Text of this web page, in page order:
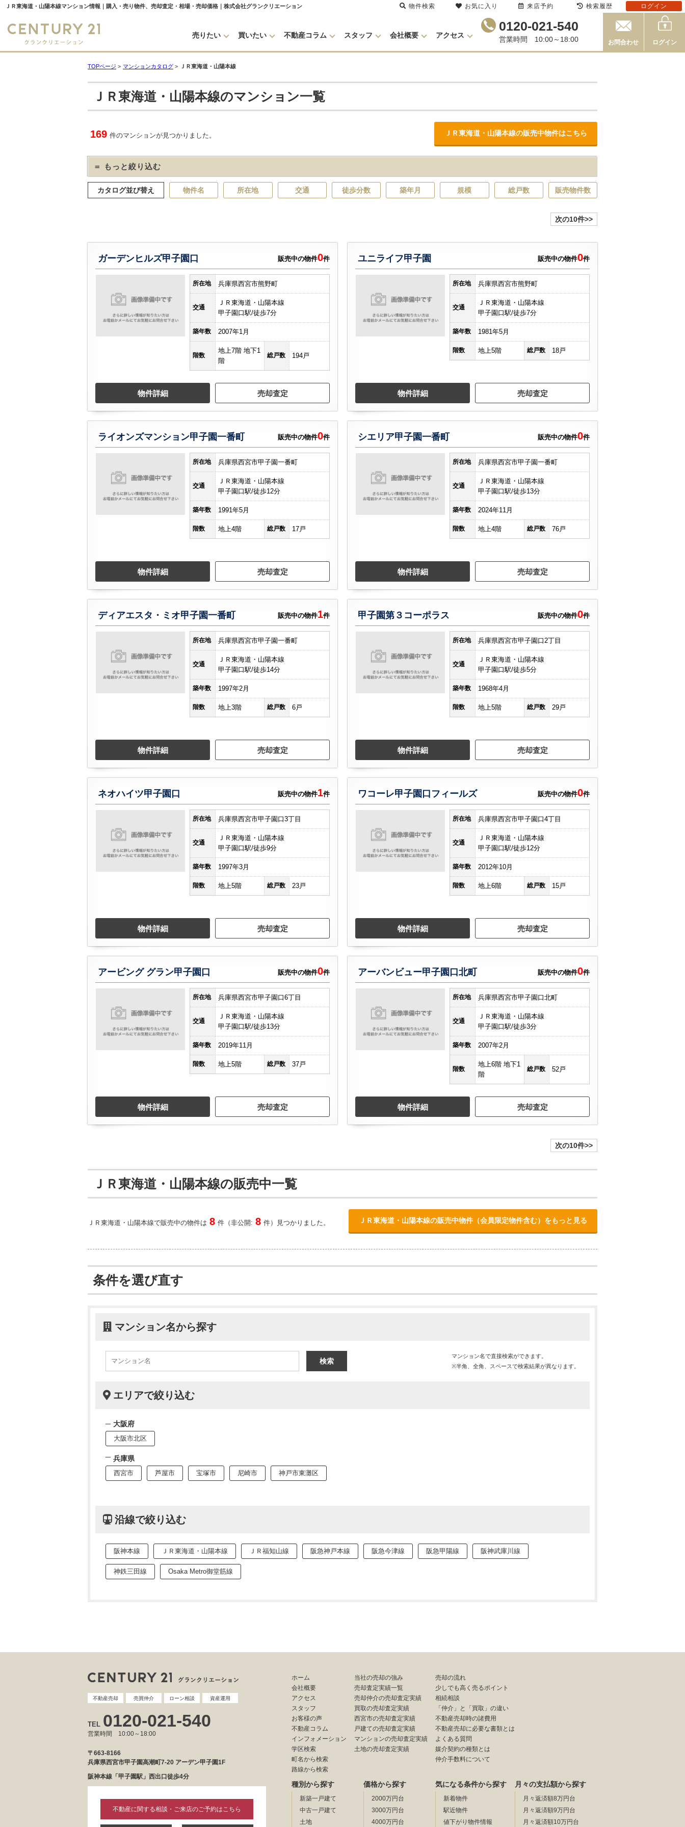
ＪＲ東海道・山陽本線マンション情報｜購入・売り物件、売却査定・相場・売却価格｜株式会社グランクリエーション
売りたい 買いたい 不動産コラム スタッフ 会社概要 アクセス
0120-021-540
営業時間 10:00～18:00 お問合わせ ログイン
TOPページ > マンションカタログ > ＪＲ東海道・山陽本線
ＪＲ東海道・山陽本線のマンション一覧
169 件のマンションが見つかりました。 ＪＲ東海道・山陽本線の販売中物件はこちら
＝ もっと絞り込む
カタログ並び替え 物件名 所在地 交通 徒歩分数 築年月 規模 総戸数 販売物件数
次の10件>>
ガーデンヒルズ甲子園口 販売中の物件0件
所在地 兵庫県西宮市熊野町
交通
ＪＲ東海道・山陽本線
甲子園口駅/徒歩7分
築年数 2007年1月
階数
地上7階 地下1
階
総戸数 194戸
物件詳細 売却査定
ユニライフ甲子園 販売中の物件0件
所在地 兵庫県西宮市熊野町
交通
ＪＲ東海道・山陽本線
甲子園口駅/徒歩7分
築年数 1981年5月
階数 地上5階 総戸数 18戸
物件詳細 売却査定
ライオンズマンション甲子園一番町 販売中の物件0件
所在地 兵庫県西宮市甲子園一番町
交通
ＪＲ東海道・山陽本線
甲子園口駅/徒歩12分
築年数 1991年5月
階数 地上4階 総戸数 17戸
物件詳細 売却査定
シエリア甲子園一番町 販売中の物件0件
所在地 兵庫県西宮市甲子園一番町
交通
ＪＲ東海道・山陽本線
甲子園口駅/徒歩13分
築年数 2024年11月
階数 地上4階 総戸数 76戸
物件詳細 売却査定
ディアエスタ・ミオ甲子園一番町 販売中の物件1件
所在地 兵庫県西宮市甲子園一番町
交通
ＪＲ東海道・山陽本線
甲子園口駅/徒歩14分
築年数 1997年2月
階数 地上3階 総戸数 6戸
物件詳細 売却査定
甲子園第３コーポラス 販売中の物件0件
所在地 兵庫県西宮市甲子園口2丁目
交通
ＪＲ東海道・山陽本線
甲子園口駅/徒歩5分
築年数 1968年4月
階数 地上5階 総戸数 29戸
物件詳細 売却査定
ネオハイツ甲子園口 販売中の物件1件
所在地 兵庫県西宮市甲子園口3丁目
交通
ＪＲ東海道・山陽本線
甲子園口駅/徒歩9分
築年数 1997年3月
階数 地上5階 総戸数 23戸
物件詳細 売却査定
ワコーレ甲子園口フィールズ 販売中の物件0件
所在地 兵庫県西宮市甲子園口4丁目
交通
ＪＲ東海道・山陽本線
甲子園口駅/徒歩12分
築年数 2012年10月
階数 地上6階 総戸数 15戸
物件詳細 売却査定
アービング グラン甲子園口 販売中の物件0件
所在地 兵庫県西宮市甲子園口6丁目
交通
ＪＲ東海道・山陽本線
甲子園口駅/徒歩13分
築年数 2019年11月
階数 地上5階 総戸数 37戸
物件詳細 売却査定
アーバンビュー甲子園口北町 販売中の物件0件
所在地 兵庫県西宮市甲子園口北町
交通
ＪＲ東海道・山陽本線
甲子園口駅/徒歩3分
築年数 2007年2月
階数
地上6階 地下1
階
総戸数 52戸
物件詳細 売却査定
次の10件>>
ＪＲ東海道・山陽本線の販売中一覧
ＪＲ東海道・山陽本線で販売中の物件は 8 件（非公開: 8 件）見つかりました。 ＪＲ東海道・山陽本線の販売中物件（会員限定物件含む）をもっと見る
条件を選び直す
マンション名から探す
マンション名で直接検索ができます。
※半角、全角、スペースで検索結果が異なります。
エリアで絞り込む
大阪府
大阪市北区
兵庫県
西宮市 芦屋市 宝塚市 尼崎市 神戸市東灘区
沿線で絞り込む
阪神本線 ＪＲ東海道・山陽本線 ＪＲ福知山線 阪急神戸本線 阪急今津線 阪急甲陽線 阪神武庫川線
神鉄三田線 Osaka Metro御堂筋線
不動産売却 売買仲介 ローン相談 資産運用
TEL 0120-021-540
営業時間 10:00～18:00
〒663-8166
兵庫県西宮市甲子園高潮町7-20 アーデン甲子園1F
阪神本線「甲子園駅」西出口徒歩4分
不動産に関する相談・ご来店のご予約はこちら
ホーム
会社概要
アクセス
スタッフ
お客様の声
不動産コラム
インフォメーション
学区検索
町名から検索
路線から検索
当社の売却の強み
売却査定実績一覧
売却仲介の売却査定実績
買取の売却査定実績
西宮市の売却査定実績
戸建ての売却査定実績
マンションの売却査定実績
土地の売却査定実績
売却の流れ
少しでも高く売るポイント
相続相談
「仲介」と「買取」の違い
不動産売却時の諸費用
不動産売却に必要な書類とは
よくある質問
媒介契約の種類とは
仲介手数料について
種別から探す
新築一戸建て
中古一戸建て
土地
価格から探す
2000万円台
3000万円台
4000万円台
気になる条件から探す
新着物件
駅近物件
値下がり物件情報
月々の支払額から探す
月々返済額8万円台
月々返済額9万円台
月々返済額10万円台
物件検索 お気に入り 来店予約 検索履歴 ログイン